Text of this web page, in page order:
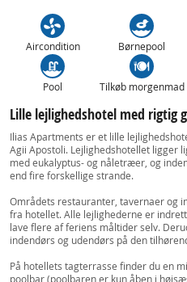
Aircondition Børnepool
Pool Tilkøb morgenmad
Lille lejlighedshotel med rigtig
Ilias Apartments er et lille
Agii Apostoli. Lejlighedshotellet ligger
med eukalyptus- og nåletræer, og
end fire forskellige strande.
Områdets restauranter, tavernaer og
fra hotellet. Alle lejlighederne er
lave flere af feriens måltider selv.
indendørs og udendørs på den
På hotellets tagterrasse finder du en
poolbar (poolbaren er kun åben i